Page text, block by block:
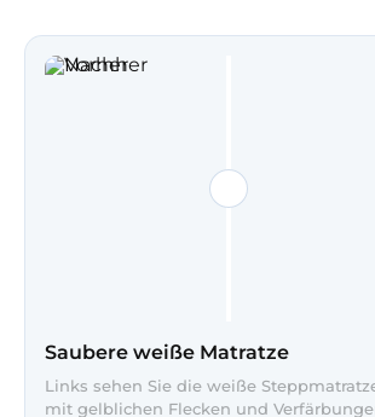
Saubere weiße Matratze
Links sehen Sie die weiße
mit gelblichen Flecken und